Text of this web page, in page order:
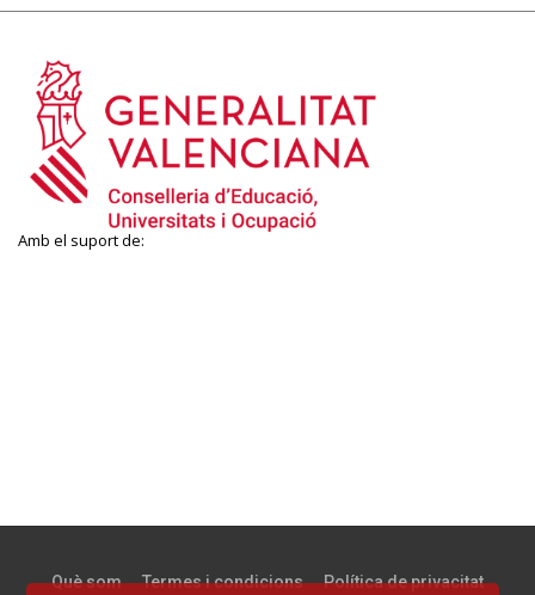
Amb el suport de:
Què som Termes i condicions Política de privacitat